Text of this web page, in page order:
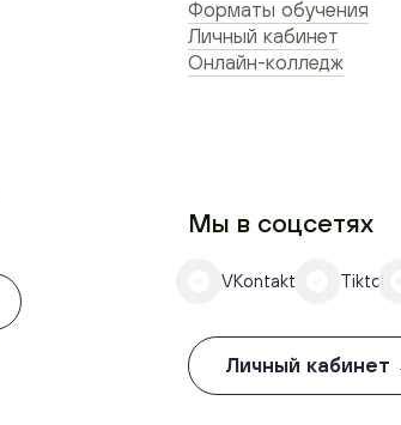
Форматы обучения
Личный кабинет
Онлайн-колледж
Мы в соцсетях
VKontakte Tiktok
Личный кабинет